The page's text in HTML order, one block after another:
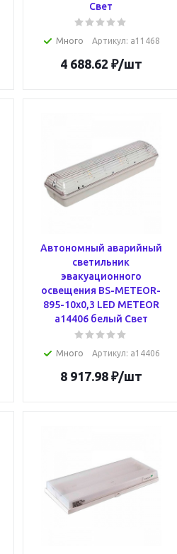
Свет
Много Артикул: a11468
4 688.62 ₽/шт
Автономный аварийный
светильник
эвакуационного
освещения BS-METEOR-
895-10x0,3 LED METEOR
a14406 белый Свет
Много Артикул: a14406
8 917.98₽/шт